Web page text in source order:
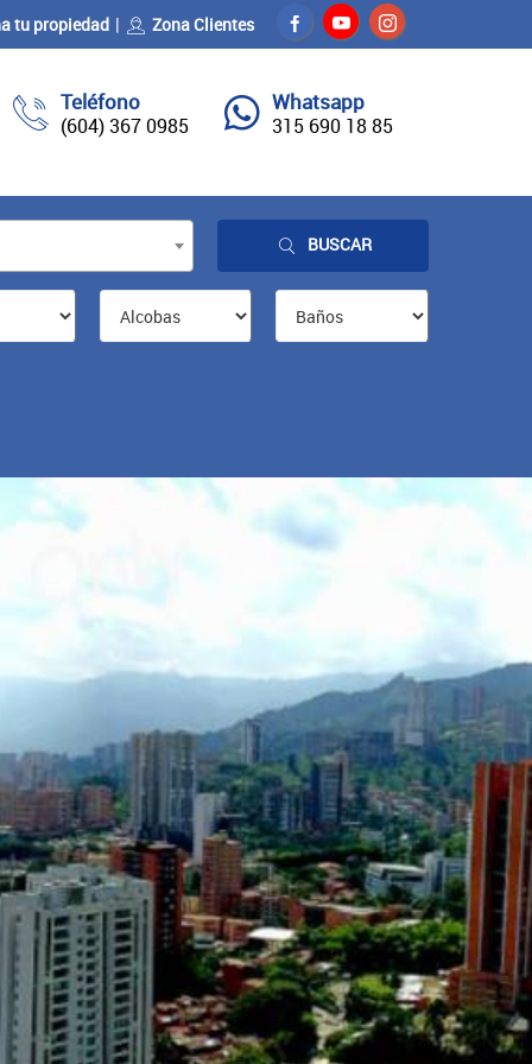
tu propiedad Zona Clientes
Teléfono
(604) 367 0985
Whatsapp
315 690 18 85
BUSCAR